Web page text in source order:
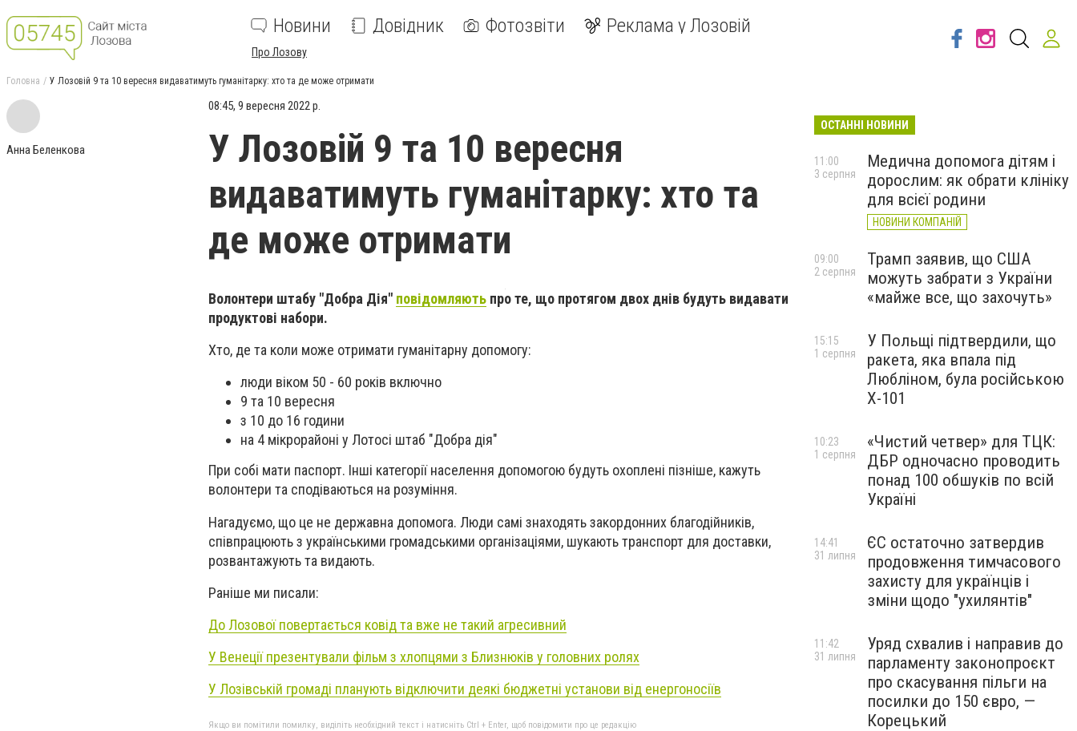
Новини Довідник Фотозвіти Реклама у Лозовій
Про Лозову
Головна У Лозовій 9 та 10 вересня видаватимуть гуманітарку: хто та де може отримати
Анна Беленкова
08:45, 9 вересня 2022 р.
У Лозовій 9 та 10 вересня
видаватимуть гуманітарку: хто та
де може отримати
Волонтери штабу "Добра Дія" повідомляють про те, що протягом двох днів будуть видавати
продуктові набори.
Хто, де та коли може отримати гуманітарну допомогу:
люди віком 50 - 60 років включно
9 та 10 вересня
з 10 до 16 години
на 4 мікрорайоні у Лотосі штаб "Добра дія"
При собі мати паспорт. Інші категорії населення допомогою будуть охоплені пізніше, кажуть
волонтери та сподіваються на розуміння.
Нагадуємо, що це не державна допомога. Люди самі знаходять закордонних благодійників,
співпрацюють з українськими громадськими організаціями, шукають транспорт для доставки,
розвантажують та видають.
Раніше ми писали:
До Лозової повертається ковід та вже не такий агресивний
У Венеції презентували фільм з хлопцями з Близнюків у головних ролях
У Лозівській громаді планують відключити деякі бюджетні установи від енергоносіїв
Якщо ви помітили помилку, виділіть необхідний текст і натисніть Ctrl + Enter, щоб повідомити про це редакцію
ОСТАННІ НОВИНИ
Медична допомога дітям і
дорослим: як обрати клініку
для всієї родини
НОВИНИ КОМПАНІЙ
11:00
3 серпня
Трамп заявив, що США
можуть забрати з України
«майже все, що захочуть»
09:00
2 серпня
У Польщі підтвердили, що
ракета, яка впала під
Любліном, була російською
Х-101
15:15
1 серпня
«Чистий четвер» для ТЦК:
ДБР одночасно проводить
понад 100 обшуків по всій
Україні
10:23
1 серпня
ЄС остаточно затвердив
продовження тимчасового
захисту для українців і
зміни щодо "ухилянтів"
14:41
31 липня
Уряд схвалив і направив до
парламенту законопроєкт
про скасування пільги на
посилки до 150 євро, —
Корецький
11:42
31 липня